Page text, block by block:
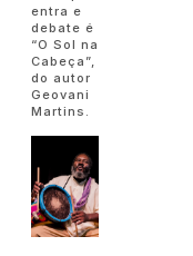
entra e
debate é
“O Sol na
Cabeça”,
do autor
Geovani
Martins.